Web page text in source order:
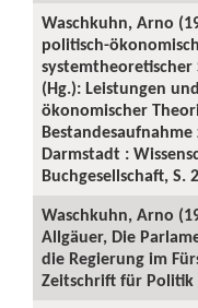
Waschkuhn, Arno
politisch-
systemtheoretischer
(Hg.): Leistungen
ökonomischer
Darmstadt :
Buchgesellschaft, S.
Waschkuhn, Arno
Allgäuer, Die
die Regierung im
Zeitschrift für Politik